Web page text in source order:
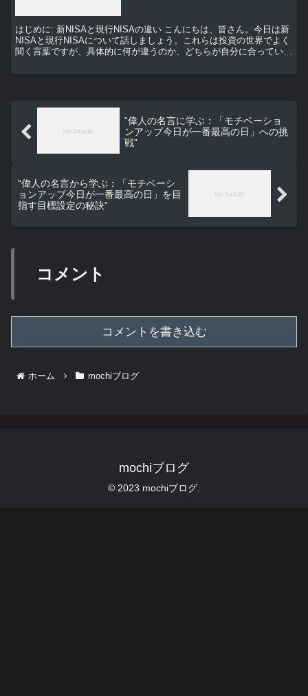
はじめに: 新NISAと現行NISAの違い こんにちは、皆さん。今日は新
NISAと現行NISAについて話しましょう。これらは投資の世界でよく
聞く言葉ですが、具体的に何が違うのか、どちらが自分に合っている
“偉人の名言に学ぶ：「モチベーショ
ンアップ今日が一番最高の日」への挑
戦”
“偉人の名言から学ぶ：「モチベーシ
ョンアップ今日が一番最高の日」を目
指す目標設定の秘訣”
コメント
コメントを書き込む
ホーム mochiブログ
mochiブログ
© 2023 mochiブログ.